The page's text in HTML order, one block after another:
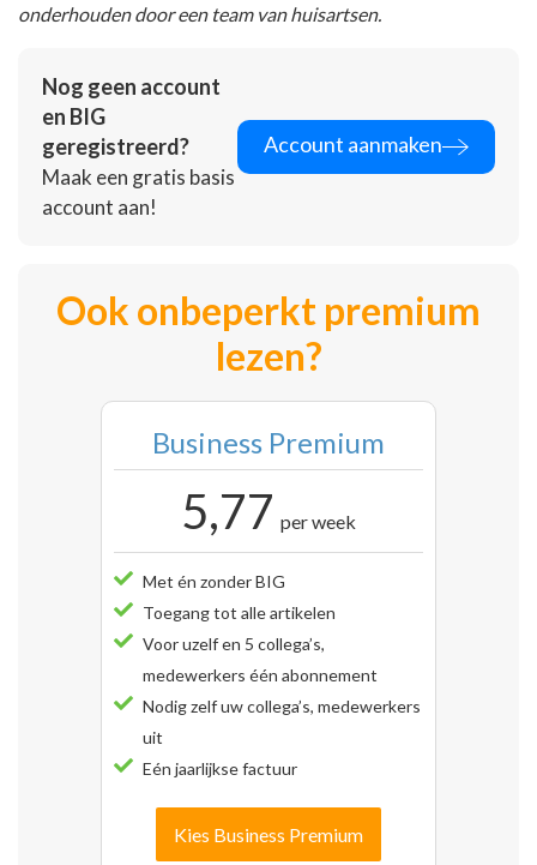
onderhouden door een team van huisartsen.
Nog geen account
en BIG
geregistreerd?
Maak een gratis basis
account aan!
Account aanmaken
Ook onbeperkt premium
lezen?
Business Premium
5,77 per week
Met én zonder BIG
Toegang tot alle artikelen
Voor uzelf en 5 collega’s,
medewerkers één abonnement
Nodig zelf uw collega’s, medewerkers
uit
Eén jaarlijkse factuur
Kies Business Premium